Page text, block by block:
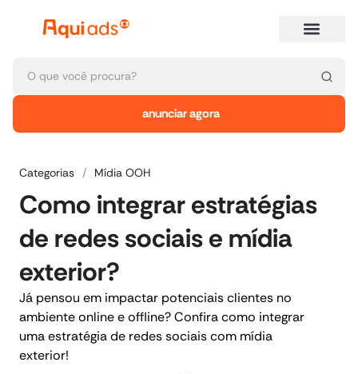
anunciar agora
Categorias / Mídia OOH
Como integrar estratégias
de redes sociais e mídia
exterior?
Já pensou em impactar potenciais clientes no
ambiente online e offline? Confira como integrar
uma estratégia de redes sociais com mídia
exterior!